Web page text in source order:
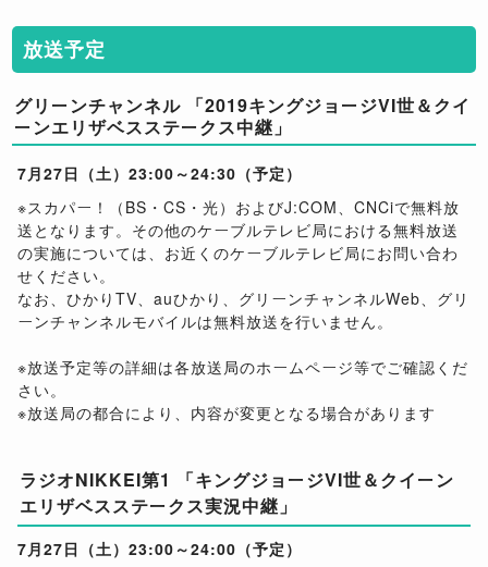
放送予定
グリーンチャンネル 「2019キングジョージVI世＆クイ
ーンエリザベスステークス中継」
7月27日（土）23:00～24:30（予定）
※スカパー！（BS・CS・光）およびJ:COM、CNCiで無料放
送となります。その他のケーブルテレビ局における無料放送
の実施については、お近くのケーブルテレビ局にお問い合わ
せください。
なお、ひかりTV、auひかり、グリーンチャンネルWeb、グリ
ーンチャンネルモバイルは無料放送を行いません。
※放送予定等の詳細は各放送局のホームページ等でご確認くだ
さい。
※放送局の都合により、内容が変更となる場合があります
ラジオNIKKEI第1 「キングジョージVI世＆クイーン
エリザベスステークス実況中継」
7月27日（土）23:00～24:00（予定）